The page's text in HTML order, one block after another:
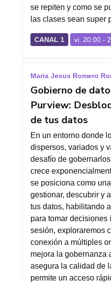
se repiten y como se
las clases sean super
CANAL 1 vi. 20:00 -
Maria Jesus Romero
Gobierno de
Purview:
de tus datos
En un entorno donde
dispersos, variados y
desafío de
crece
se posiciona como
gestionar, descubrir y
tus datos, habilitando
para tomar decisiones
sesión, exploraremos
conexión a múltiples
mejora la gobernanza
asegura la calidad de
permite un acceso